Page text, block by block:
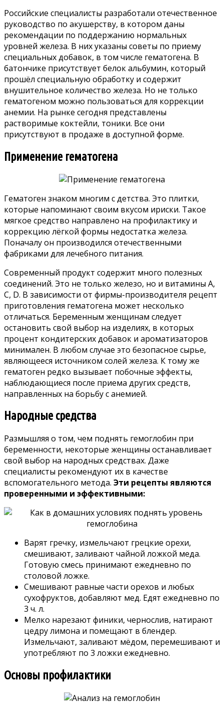
Российские специалисты разработали отечественное
руководство по акушерству, в котором даны
рекомендации по поддержанию нормальных
уровней железа. В них указаны советы по приему
специальных добавок, в том числе гематогена. В
батончике присутствует белок альбумин, который
прошёл специальную обработку и содержит
внушительное количество железа. Но не только
гематогеном можно пользоваться для коррекции
анемии. На рынке сегодня представлены
растворимые коктейли, тоники. Все они
присутствуют в продаже в доступной форме.
Применение гематогена
Гематоген знаком многим с детства. Это плитки,
которые напоминают своим вкусом ириски. Такое
мягкое средство направлено на профилактику и
коррекцию лёгкой формы недостатка железа.
Поначалу он производился отечественными
фабриками для лечебного питания.
Современный продукт содержит много полезных
соединений. Это не только железо, но и витамины A,
C, D. В зависимости от фирмы-производителя рецепт
приготовления гематогена может несколько
отличаться. Беременным женщинам следует
остановить свой выбор на изделиях, в которых
процент кондитерских добавок и ароматизаторов
минимален. В любом случае это безопасное сырье,
являющееся источником солей железа. К тому же
гематоген редко вызывает побочные эффекты,
наблюдающиеся после приема других средств,
направленных на борьбу с анемией.
Народные средства
Размышляя о том, чем поднять гемоглобин при
беременности, некоторые женщины останавливает
свой выбор на народных средствах. Даже
специалисты рекомендуют их в качестве
вспомогательного метода. Эти рецепты являются
проверенными и эффективными:
Варят гречку, измельчают грецкие орехи,
смешивают, заливают чайной ложкой меда.
Готовую смесь принимают ежедневно по
столовой ложке.
Смешивают равные части орехов и любых
сухофруктов, добавляют мед. Едят ежедневно по
3 ч. л.
Мелко нарезают финики, чернослив, натирают
цедру лимона и помещают в блендер.
Измельчают, заливают мёдом, перемешивают и
употребляют по 3 ложки ежедневно.
Основы профилактики